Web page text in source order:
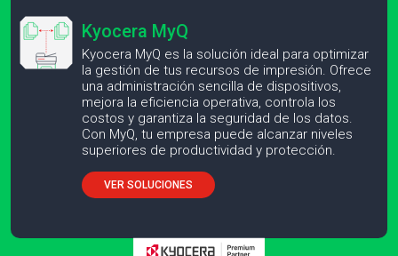
Kyocera MyQ
Kyocera MyQ es la solución ideal para optimizar
la gestión de tus recursos de impresión. Ofrece
una administración sencilla de dispositivos,
mejora la eficiencia operativa, controla los
costos y garantiza la seguridad de los datos.
Con MyQ, tu empresa puede alcanzar niveles
superiores de productividad y protección.
VER SOLUCIONES